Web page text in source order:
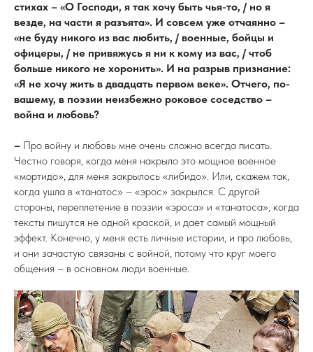
стихах – «О Господи, я так хочу быть чья-то, / но я
везде, на части я разъята». И совсем уже отчаянно –
«не буду никого из вас любить, / военные, бойцы и
офицеры, / не привяжусь я ни к кому из вас, / чтоб
больше никого не хоронить». И на разрыв признание:
«Я не хочу жить в двадцать первом веке». Отчего, по-
вашему, в поэзии неизбежно роковое соседство –
война и любовь?
– Про войну и любовь мне очень сложно всегда писать.
Честно говоря, когда меня накрыло это мощное военное
«мортидо», для меня закрылось «либидо». Или, скажем так,
когда ушла в «танатос» – «эрос» закрылся. С другой
стороны, переплетение в поэзии «эроса» и «танатоса», когда
тексты пишутся не одной краской, и дает самый мощный
эффект. Конечно, у меня есть личные истории, и про любовь,
и они зачастую связаны с войной, потому что круг моего
общения – в основном люди военные.